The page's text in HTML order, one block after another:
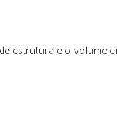
estrutura e o volume